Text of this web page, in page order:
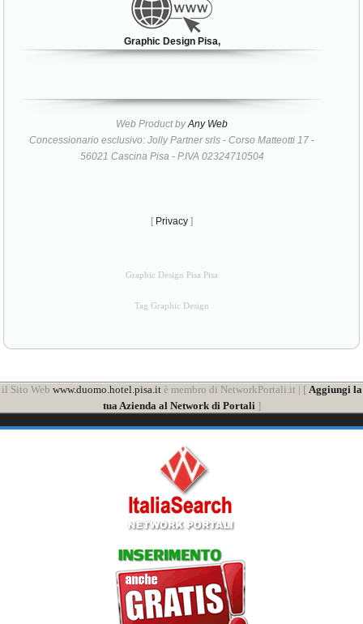
Graphic Design Pisa,
Web Product byAny Web
Concessionario esclusivo: Jolly Partner srls - Corso Matteotti 17 -
56021 Cascina Pisa - P.IVA 02324710504
[ Privacy ]
Graphic Design Pisa Pisa
Tag Graphic Design
il Sito Web www.duomo.hotel.pisa.itè membro di NetworkPortali.it | [ Aggiungi la
tua Azienda al Network di Portali ]